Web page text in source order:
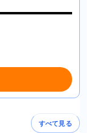
すべて見る